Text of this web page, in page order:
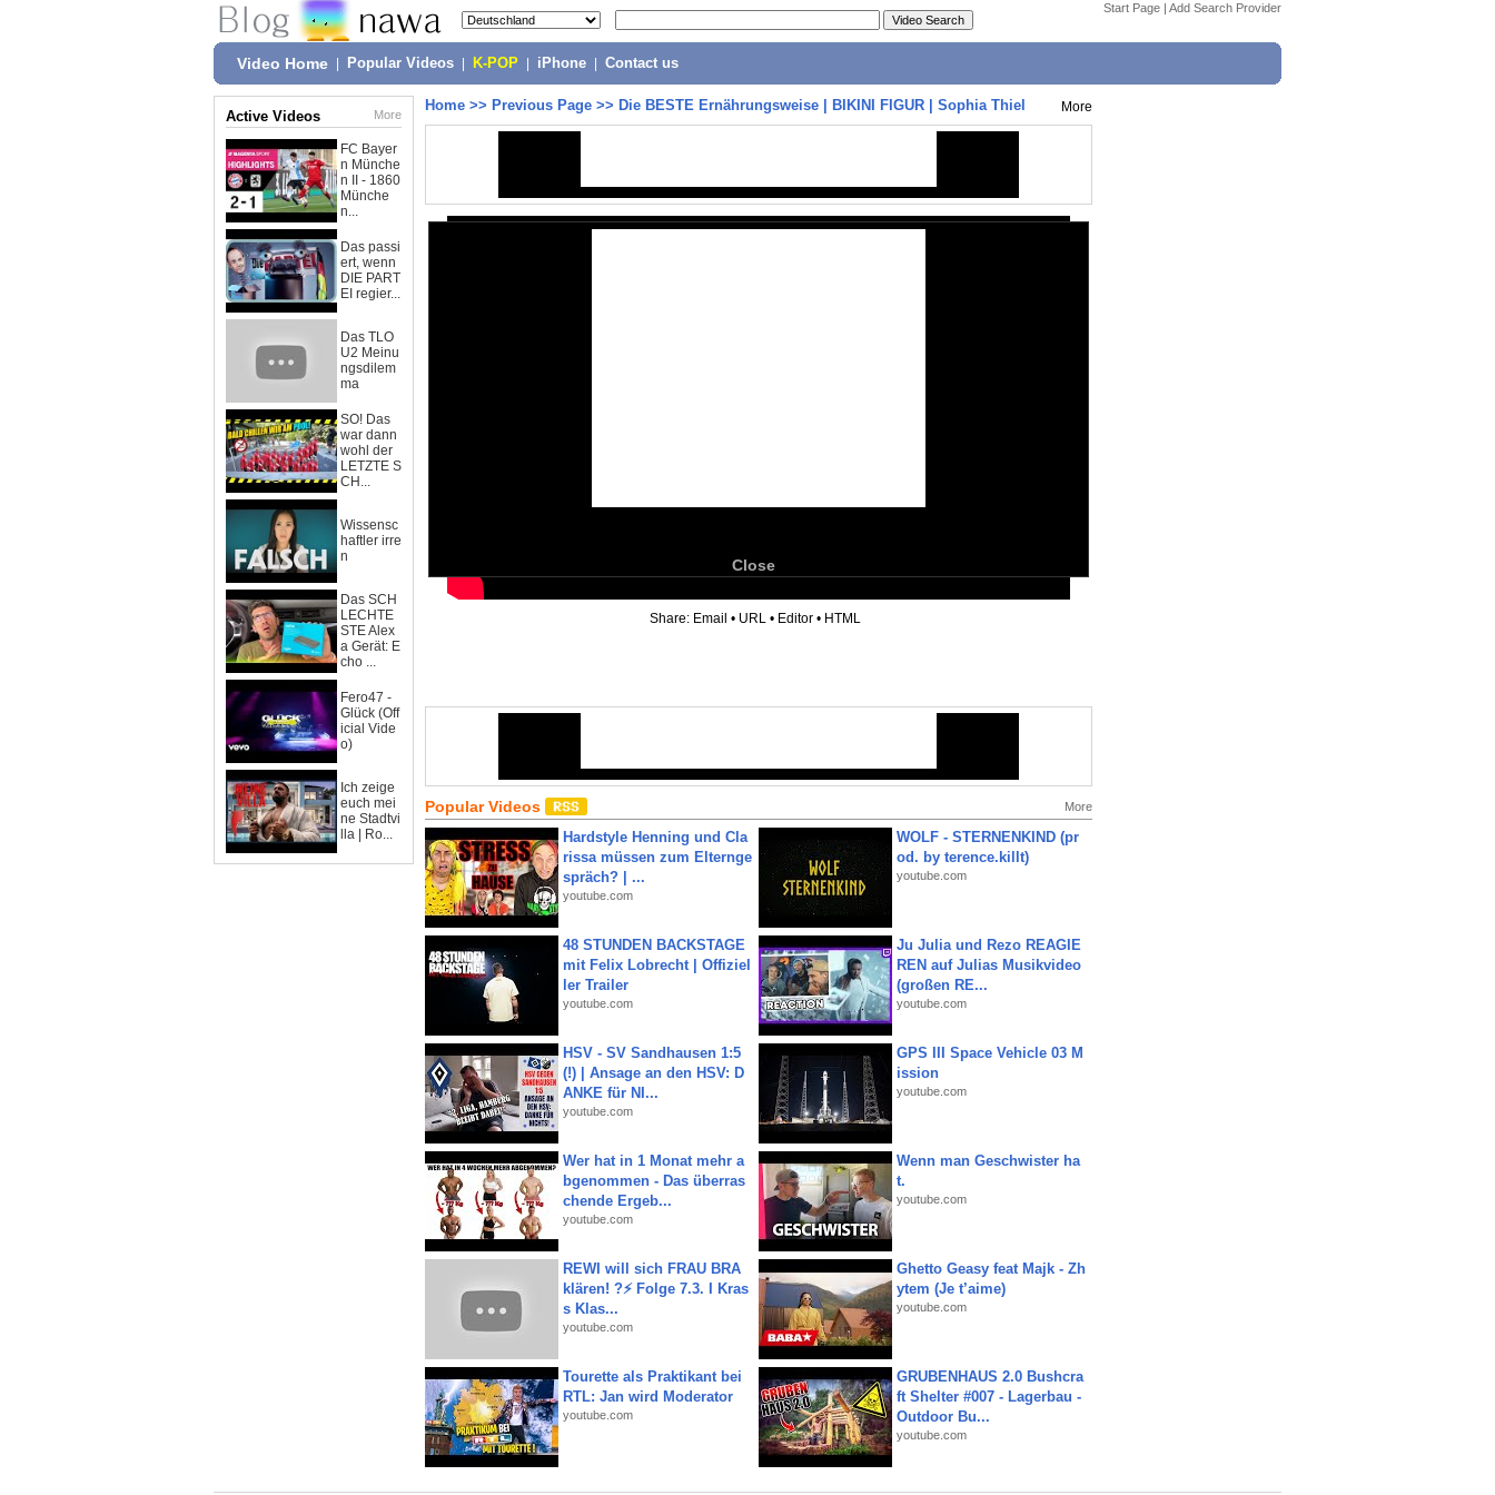
Start Page | Add Search Provider
Video Home Popular Videos K-POP iPhone Contact us
Active Videos More
FC Bayer
n Münche
n II - 1860
Münche
n...
Das passi
ert, wenn
DIE PART
EI regier...
Das TLO
U2 Meinu
ngsdilem
ma
SO! Das
war dann
wohl der
LETZTE S
CH...
Wissensc
haftler irre
n
Das SCH
LECHTE
STE Alex
a Gerät: E
cho ...
Fero47 -
Glück (Off
icial Vide
o)
Ich zeige
euch mei
ne Stadtvi
lla | Ro...
Home >> Previous Page >> Die BESTE Ernährungsweise | BIKINI FIGUR | Sophia Thiel More
Close
Share: Email • URL • Editor • HTML
Popular Videos More
Hardstyle Henning und Cla
rissa müssen zum Elternge
spräch? | ...
youtube.com
WOLF - STERNENKIND (pr
od. by terence.killt)
youtube.com
48 STUNDEN BACKSTAGE
mit Felix Lobrecht | Offiziel
ler Trailer
youtube.com
Ju Julia und Rezo REAGIE
REN auf Julias Musikvideo
(großen RE...
youtube.com
HSV - SV Sandhausen 1:5
(!) | Ansage an den HSV: D
ANKE für NI...
youtube.com
GPS III Space Vehicle 03 M
ission
youtube.com
Wer hat in 1 Monat mehr a
bgenommen - Das überras
chende Ergeb...
youtube.com
Wenn man Geschwister ha
t.
youtube.com
REWI will sich FRAU BRA
klären! ?⚡️ Folge 7.3. I Kras
s Klas...
youtube.com
Ghetto Geasy feat Majk - Zh
ytem (Je t’aime)
youtube.com
Tourette als Praktikant bei
RTL: Jan wird Moderator
youtube.com
GRUBENHAUS 2.0 Bushcra
ft Shelter #007 - Lagerbau -
Outdoor Bu...
youtube.com